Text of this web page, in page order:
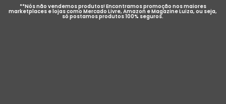
**Nós não vendemos produtos! Encontramos promoção nos maiores
marketplaces e lojas como Mercado Livre, Amazon e Magazine Luiza, ou seja,
só postamos produtos 100% seguros.